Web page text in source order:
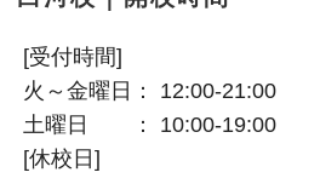
[受付時間]
火～金曜日： 12:00-21:00
土曜日 ： 10:00-19:00
[休校日]